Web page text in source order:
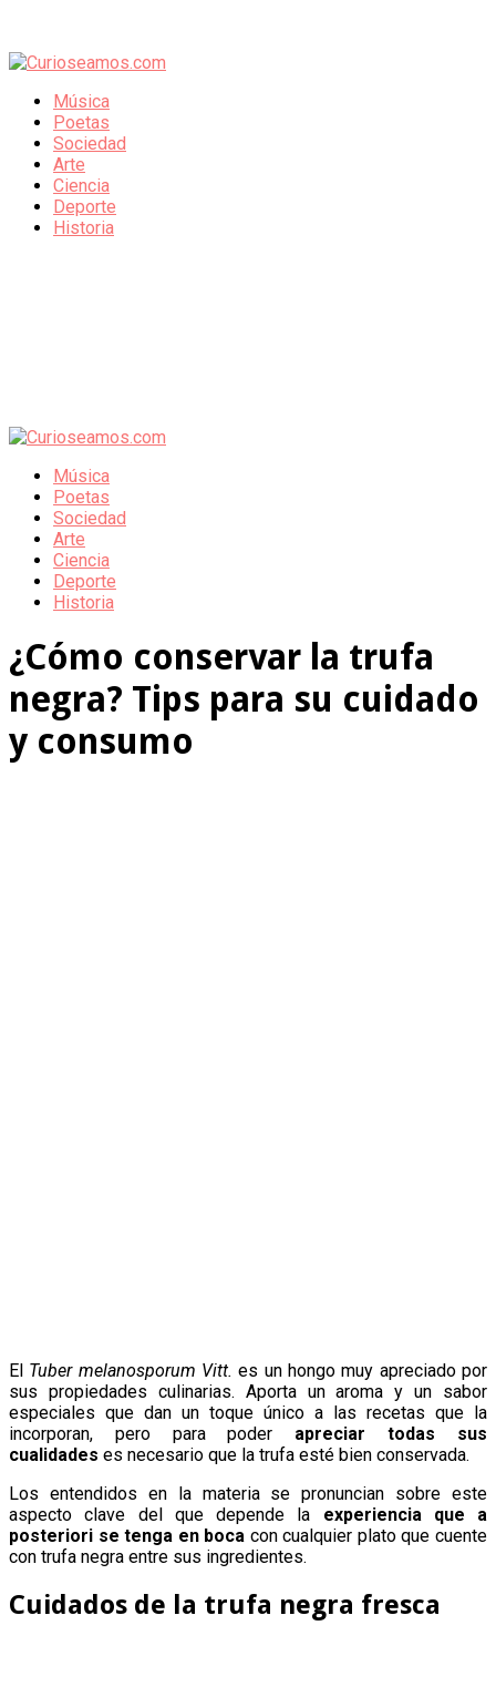
Música
Poetas
Sociedad
Arte
Ciencia
Deporte
Historia
Música
Poetas
Sociedad
Arte
Ciencia
Deporte
Historia
¿Cómo conservar la trufa
negra? Tips para su cuidado
y consumo
El Tuber melanosporum Vitt.es un hongo muy apreciado por
sus propiedades culinarias. Aporta un aroma y un sabor
especiales que dan un toque único a las recetas que la
incorporan, pero para poder apreciar todas sus
cualidades es necesario que la trufa esté bien conservada.
Los entendidos en la materia se pronuncian sobre este
aspecto clave del que depende la experiencia que a
posteriori se tenga en boca con cualquier plato que cuente
con trufa negra entre sus ingredientes.
Cuidados de la trufa negra fresca